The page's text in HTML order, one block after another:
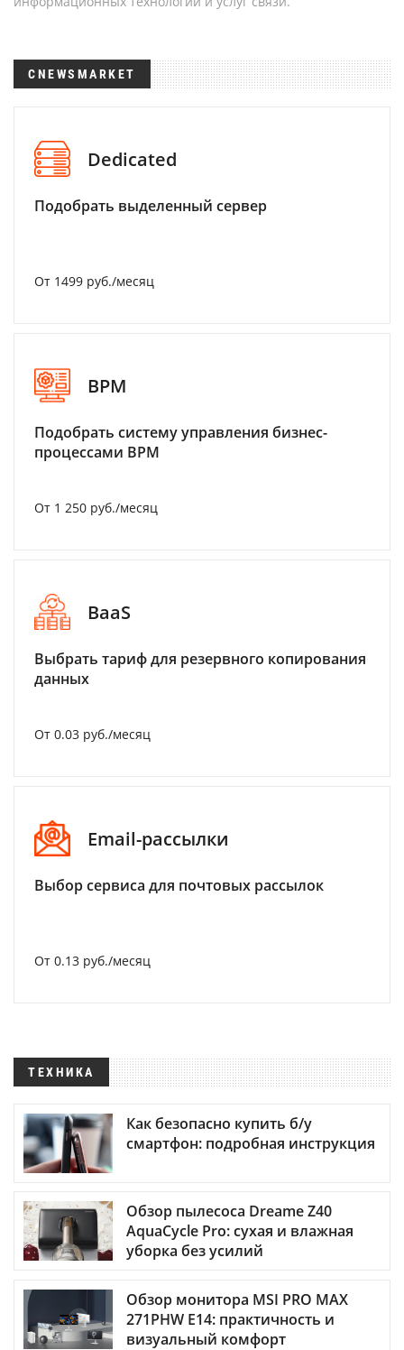
CNEWSMARKET
Dedicated
Подобрать выделенный сервер
От 1499 руб./месяц
BPM
Подобрать систему управления бизнес-
процессами BPM
От 1 250 руб./месяц
BaaS
Выбрать тариф для резервного копирования
данных
От 0.03 руб./месяц
Email-рассылки
Выбор сервиса для почтовых рассылок
От 0.13 руб./месяц
ТЕХНИКА
Как безопасно купить б/у
смартфон: подробная инструкция
Обзор пылесоса Dreame Z40
AquaCycle Pro: сухая и влажная
уборка без усилий
Обзор монитора MSI PRO MAX
271PHW E14: практичность и
визуальный комфорт